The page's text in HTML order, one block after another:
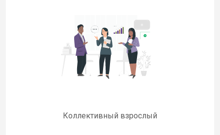
Коллективный взрослый